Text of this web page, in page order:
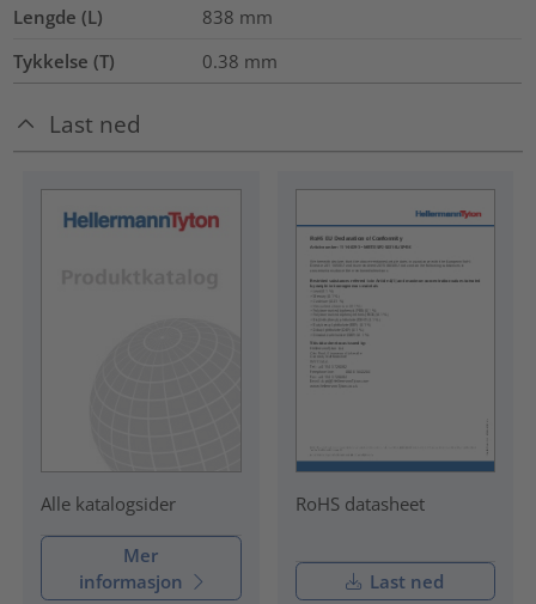
Lengde (L)
838 mm
Tykkelse (T)
0.38 mm
Last ned
Alle katalogsider
Mer
informasjon
RoHS datasheet
Last ned